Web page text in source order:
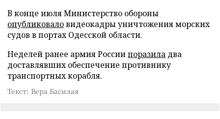
В конце июля Министерство обороны
опубликоваловидеокадры уничтожения морских
судов в портах Одесской области.
Неделей ранее армия Россиипоразила два
доставлявших обеспечение противнику
транспортных корабля.
Текст: Вера Басилая